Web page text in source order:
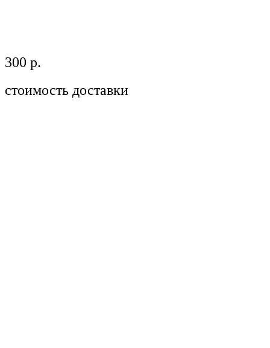
300 р.
стоимость доставки